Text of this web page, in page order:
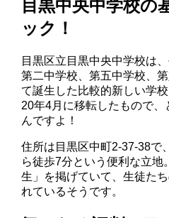
目黒中央中学校の
ック！
目黒区立目黒中央中学校は
第二中学校、第五中学校、
て誕生した比較的新しい学
20年4月に移転したもので
んですよ！
住所は目黒区中町2-37-38で
ら徒歩7分という便利な立地
生」を掲げていて、生徒た
れているそうです。